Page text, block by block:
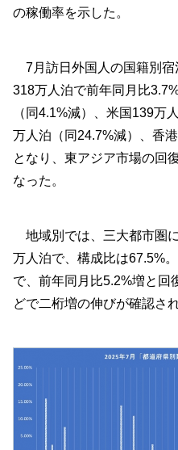
の稼働率を示した。
7月訪日外国人の国籍別宿
318万人泊で前年同月比
（同4.1%減）、米国139万
万人泊（同24.7%減）、香
となり、東アジア市場の回
なった。
地域別では、三大都市圏
万人泊で、構成比は67.5%
で、前年同月比5.2%増と回
どで二桁増の伸びが確認され